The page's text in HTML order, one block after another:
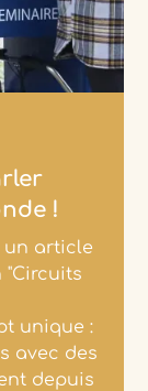
!
un article
"Circuits
unique :
avec des
depuis